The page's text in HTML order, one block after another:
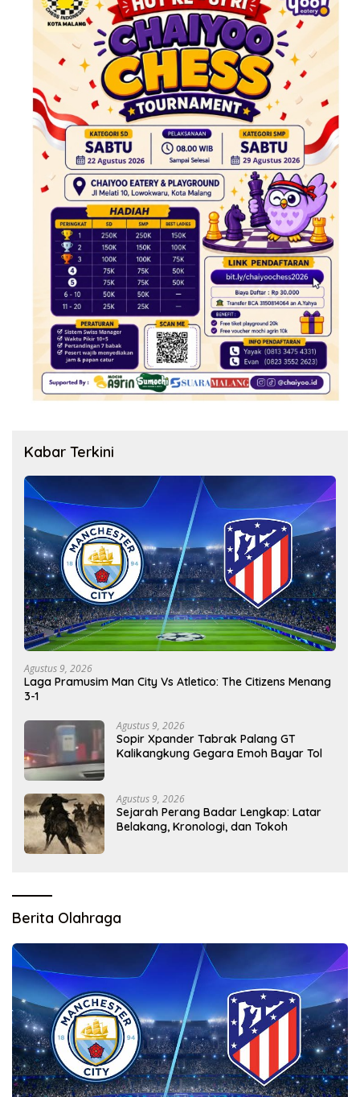
Kabar Terkini
Agustus 9, 2026
Laga Pramusim Man City Vs Atletico: The Citizens Menang
3-1
Agustus 9, 2026
Sopir Xpander Tabrak Palang GT
Kalikangkung Gegara Emoh Bayar Tol
Agustus 9, 2026
Sejarah Perang Badar Lengkap: Latar
Belakang, Kronologi, dan Tokoh
Berita Olahraga